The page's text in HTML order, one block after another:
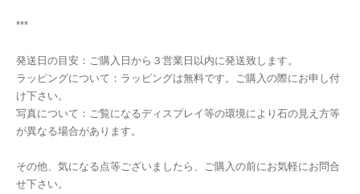
***
発送日の目安：ご購入日から３営業日以内に発送致します。
ラッピングについて：ラッピングは無料です。ご購入の際にお申し付
け下さい。
写真について：ご覧になるディスプレイ等の環境により石の見え方等
が異なる場合があります。
その他、気になる点等ございましたら、ご購入の前にお気軽にお問合
せ下さい。